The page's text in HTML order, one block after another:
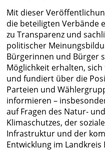
Mit dieser
die beteiligten Verbände
zu Transparenz und
politischer
Bürgerinnen und Bürger
Möglichkeit erhalten,
und fundiert über die
Parteien und
informieren –
auf Fragen des Natur- und
Klimaschutzes, der
Infrastruktur und der
Entwicklung im Landkreis